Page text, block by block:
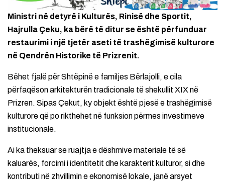
Ministri në detyrë i Kulturës, Rinisë dhe Sportit,
Hajrulla Çeku, ka bërë të ditur se është përfunduar
restaurimi i një tjetër aseti të trashëgimisë kulturore
në Qendrën Historike të Prizrenit.
Bëhet fjalë për Shtëpinë e familjes Bërlajolli, e cila
përfaqëson arkitekturën tradicionale të shekullit XIX në
Prizren. Sipas Çekut, ky objekt është pjesë e trashëgimisë
kulturore që po rikthehet në funksion përmes investimeve
institucionale.
Ai ka theksuar se ruajtja e dëshmive materiale të së
kaluarës, forcimi i identitetit dhe karakterit kulturor, si dhe
kontributi në zhvillimin e ekonomisë lokale, janë arsyet